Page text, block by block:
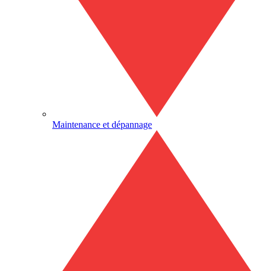
Maintenance et dépannage